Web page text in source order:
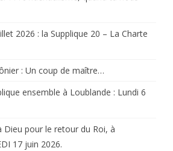
2026 : la Supplique 20 – La Charte
: Un coup de maître…
ensemble à Loublande : Lundi 6
Dieu pour le retour du Roi, à
17 juin 2026.